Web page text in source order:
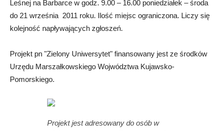
Leśnej na Barbarce w godz. 9.00 – 16.00 poniedziałek – środa
do 21 września 2011 roku. Ilość miejsc ograniczona. Liczy się
kolejność napływających zgłoszeń.
Projekt pn "Zielony Uniwersytet" finansowany jest ze środków
Urzędu Marszałkowskiego Wojwództwa Kujawsko-
Pomorskiego.
Projekt jest adresowany do osób w